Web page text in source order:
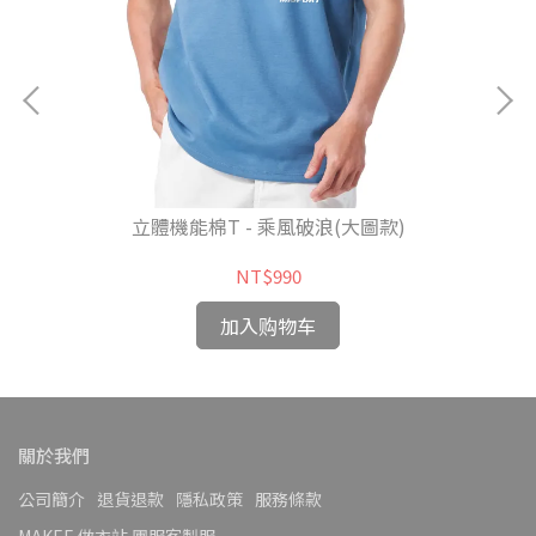
立體機能棉T - 乘風破浪(大圖款)
NT$990
加入购物车
關於我們
公司簡介 退貨退款 隱私政策 服務條款